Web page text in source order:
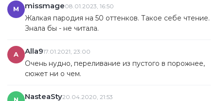
M missmage08.01.2023, 16:50
Жалкая пародия на 50 оттенков. Такое себе чтение.
Знала бы - не читала.
A Alla917.01.2021, 23:00
Очень нудно, переливание из пустого в порожнее,
сюжет ни о чем.
NasteaSty20.04.2020, 21:53